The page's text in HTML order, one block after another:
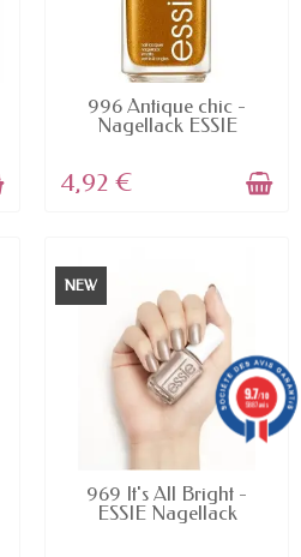
AVAILABLE
996 Antique chic -
Nagellack ESSIE
4,92 €
NEW
AVAILABLE
969 It's All Bright -
ESSIE Nagellack
9.7/10
5887 avis